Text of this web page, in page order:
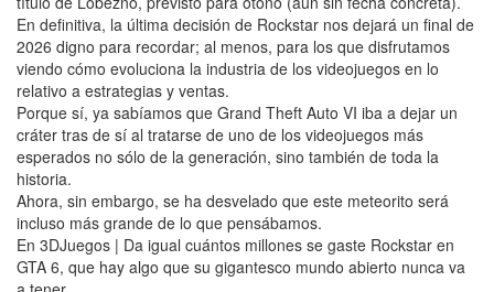
En definitiva, la última decisión de Rockstar nos dejará un final de
2026 digno para recordar; al menos, para los que disfrutamos
viendo cómo evoluciona la industria de los videojuegos en lo
relativo a estrategias y ventas.
Porque sí, ya sabíamos que Grand Theft Auto VI iba a dejar un
cráter tras de sí al tratarse de uno de los videojuegos más
esperados no sólo de la generación, sino también de toda la
historia.
Ahora, sin embargo, se ha desvelado que este meteorito será
incluso más grande de lo que pensábamos.
En 3DJuegos | Da igual cuántos millones se gaste Rockstar en
GTA 6, que hay algo que su gigantesco mundo abierto nunca va